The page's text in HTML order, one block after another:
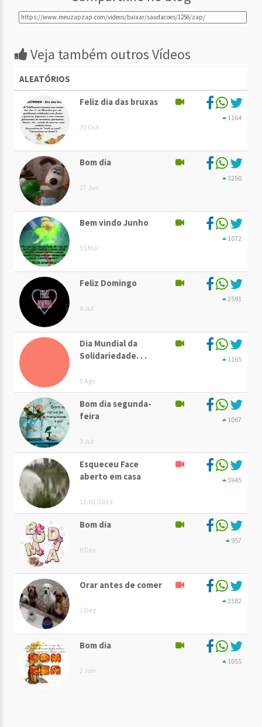
Veja também outros Vídeos
ALEATÓRIOS
Feliz dia das bruxas
30 Out
1164
Bom dia
27 Jun
3250
Bem vindo Junho
31 Mai
1072
Feliz Domingo
8 Jul
2591
Dia Mundial da
Solidariedade. . .
9 Ago
1165
Bom dia segunda-
feira
3 Jul
1067
Esqueceu Face
aberto em casa
12/01/2015
5945
Bom dia
6 Dez
957
Orar antes de comer
1 Dez
2582
Bom dia
2 Jan
1055